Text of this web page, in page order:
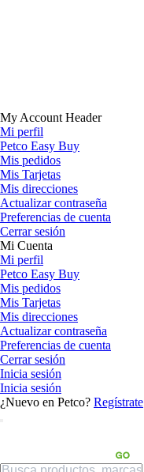
My Account Header
Mi perfil
Petco Easy Buy
Mis pedidos
Mis Tarjetas
Mis direcciones
Actualizar contraseña
Preferencias de cuenta
Cerrar sesión
Mi Cuenta
Mi perfil
Petco Easy Buy
Mis pedidos
Mis Tarjetas
Mis direcciones
Actualizar contraseña
Preferencias de cuenta
Cerrar sesión
Inicia sesión
Inicia sesión
¿Nuevo en Petco? Regístrate